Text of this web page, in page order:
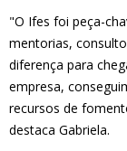
"O Ifes foi peça-
mentorias,
diferença para
empresa,
recursos de
destaca Gabriela.